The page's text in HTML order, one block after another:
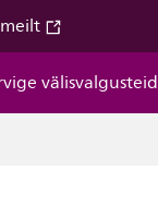
välisvalgusteid